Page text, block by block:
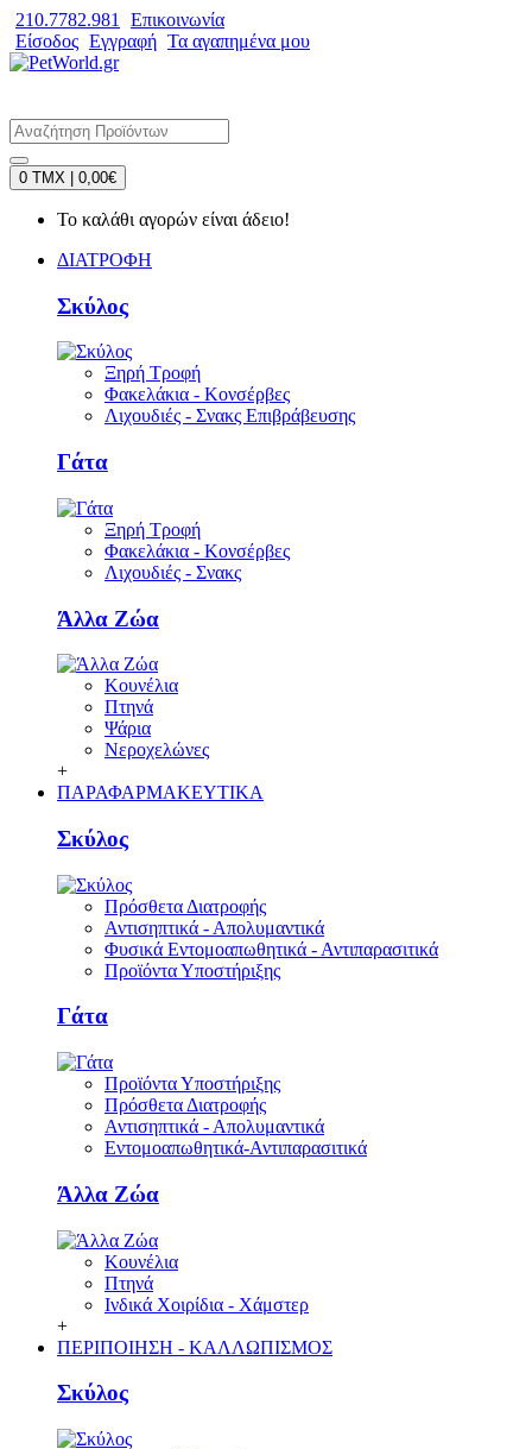
210.7782.981
Επικοινωνία
Είσοδος Εγγραφή Τα αγαπημένα μου
0 TMX | 0,00€
Το καλάθι αγορών είναι άδειο!
ΔΙΑΤΡΟΦΗ
Σκύλος
Ξηρή Τροφή
Φακελάκια - Κονσέρβες
Λιχουδιές - Σνακς Επιβράβευσης
Γάτα
Ξηρή Τροφή
Φακελάκια - Κονσέρβες
Λιχουδιές - Σνακς
Άλλα Ζώα
Κουνέλια
Πτηνά
Ψάρια
Νεροχελώνες
+
ΠΑΡΑΦΑΡΜΑΚΕΥΤΙΚΑ
Σκύλος
Πρόσθετα Διατροφής
Αντισηπτικά - Απολυμαντικά
Φυσικά Εντομοαπωθητικά - Αντιπαρασιτικά
Προϊόντα Υποστήριξης
Γάτα
Προϊόντα Υποστήριξης
Πρόσθετα Διατροφής
Αντισηπτικά - Απολυμαντικά
Εντομοαπωθητικά-Αντιπαρασιτικά
Άλλα Ζώα
Κουνέλια
Πτηνά
Ινδικά Χοιρίδια - Χάμστερ
+
ΠΕΡΙΠΟΙΗΣΗ - ΚΑΛΛΩΠΙΣΜΟΣ
Σκύλος